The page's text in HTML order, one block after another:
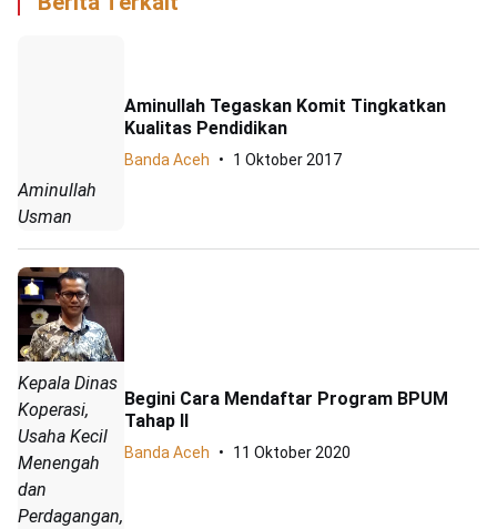
Aminullah
Usman
Aminullah Tegaskan Komit Tingkatkan
Kualitas Pendidikan
Banda Aceh 1 Oktober 2017
Kepala Dinas
Koperasi,
Usaha Kecil
Menengah
dan
Perdagangan,
Begini Cara Mendaftar Program BPUM
Tahap II
Banda Aceh 11 Oktober 2020